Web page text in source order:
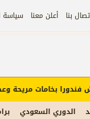
بنا أعلن معنا سياسة
الدوري السعودي
بخامات مريحة